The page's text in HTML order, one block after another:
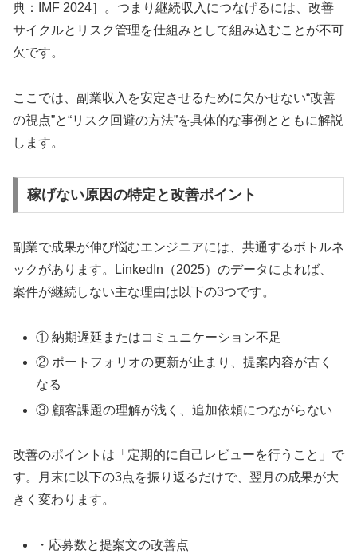
典：IMF 2024］。つまり継続収入につなげるには、改善
サイクルとリスク管理を仕組みとして組み込むことが不可
欠です。
ここでは、副業収入を安定させるために欠かせない“改善
の視点”と“リスク回避の方法”を具体的な事例とともに解説
します。
稼げない原因の特定と改善ポイント
副業で成果が伸び悩むエンジニアには、共通するボトルネ
ックがあります。LinkedIn（2025）のデータによれば、
案件が継続しない主な理由は以下の3つです。
① 納期遅延またはコミュニケーション不足
② ポートフォリオの更新が止まり、提案内容が古く
なる
③ 顧客課題の理解が浅く、追加依頼につながらない
改善のポイントは「定期的に自己レビューを行うこと」で
す。月末に以下の3点を振り返るだけで、翌月の成果が大
きく変わります。
・応募数と提案文の改善点